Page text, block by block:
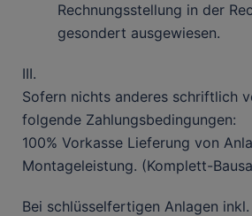
Rechnungsstellung in der
gesondert ausgewiesen.
III.
Sofern nichts anderes schriftlich
folgende Zahlungsbedingungen:
100% Vorkasse Lieferung von
Montageleistung. (Komplett-
Bei schlüsselfertigen Anlagen